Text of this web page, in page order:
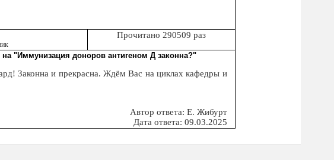
Прочитано 290509 раз
на "Иммунизация доноров антигеном Д законна?"
Законна и прекрасна. Ждём Вас на циклах кафедры и
Автор ответа: Е. Жибурт
Дата ответа: 09.03.2025